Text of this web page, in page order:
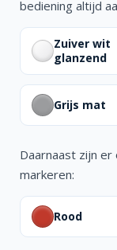
bediening altijd
Zuiver wit
glanzend
Grijs mat
Daarnaast zijn er
markeren:
Rood